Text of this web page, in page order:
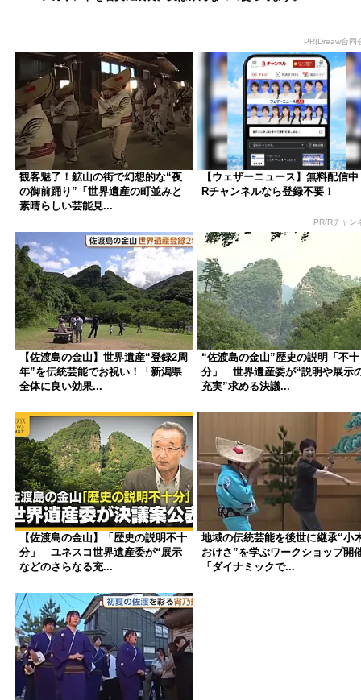
PR(Dreaw合同
観客魅了！鉱山の街で幻想的な“夜
の御前踊り”「世界遺産の町並みと
素晴らしい芸能見...
【ウェザーニュース】無料配信中
Rチャンネルなら登録不要！
PR(Rチャン
【佐渡島の金山】世界遺産“登録2周
年”を伝統芸能でお祝い！「新潟県
全体に良い効果...
“佐渡島の金山”歴史の説明「不十
分」 世界遺産委が“説明や展示
充実”求める決議...
【佐渡島の金山】「歴史の説明不十
分」 ユネスコ世界遺産委が“展示
などのさらなる充...
地域の伝統芸能を後世に継承“小
おけさ”を学ぶワークショップ開
「ダイナミックで...